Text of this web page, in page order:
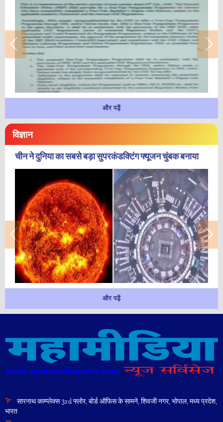
और पढ़ें
विज्ञान
चीन ने दुनिया का सबसे बड़ा सुपरकंडक्टिंग फ्यूजन चुंबक बनाया
और पढ़ें
सारनाथ काम्प्लेक्स 3rd फ्लोर, बोर्ड ऑफिस के सामने, शिवजी नगर, भोपाल, मध्य प्रदेश,
भारत